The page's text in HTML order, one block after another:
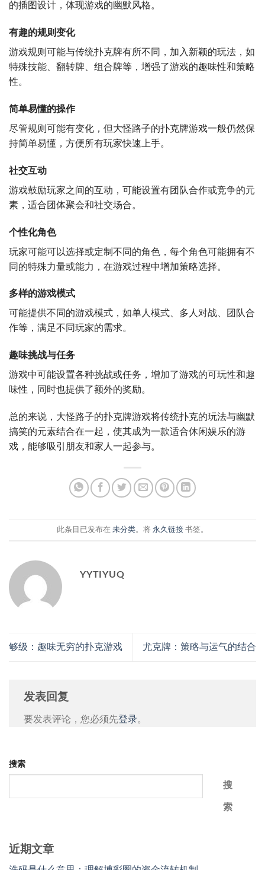
的插图设计，体现游戏的幽默风格。
有趣的规则变化
游戏规则可能与传统扑克牌有所不同，加入新颖的玩法，如
特殊技能、翻转牌、组合牌等，增强了游戏的趣味性和策略
性。
简单易懂的操作
尽管规则可能有变化，但大怪路子的扑克牌游戏一般仍然保
持简单易懂，方便所有玩家快速上手。
社交互动
游戏鼓励玩家之间的互动，可能设置有团队合作或竞争的元
素，适合团体聚会和社交场合。
个性化角色
玩家可能可以选择或定制不同的角色，每个角色可能拥有不
同的特殊力量或能力，在游戏过程中增加策略选择。
多样的游戏模式
可能提供不同的游戏模式，如单人模式、多人对战、团队合
作等，满足不同玩家的需求。
趣味挑战与任务
游戏中可能设置各种挑战或任务，增加了游戏的可玩性和趣
味性，同时也提供了额外的奖励。
总的来说，大怪路子的扑克牌游戏将传统扑克的玩法与幽默
搞笑的元素结合在一起，使其成为一款适合休闲娱乐的游
戏，能够吸引朋友和家人一起参与。
此条目已发布在 未分类。将 永久链接 书签。
YYTIYUQ
够级：趣味无穷的扑克游戏 尤克牌：策略与运气的结合
发表回复
要发表评论，您必须先登录。
搜索
搜
索
近期文章